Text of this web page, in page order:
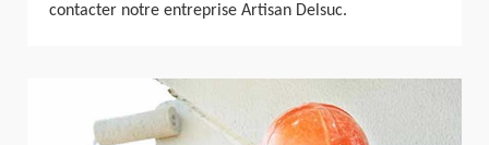
contacter notre entreprise Artisan Delsuc.